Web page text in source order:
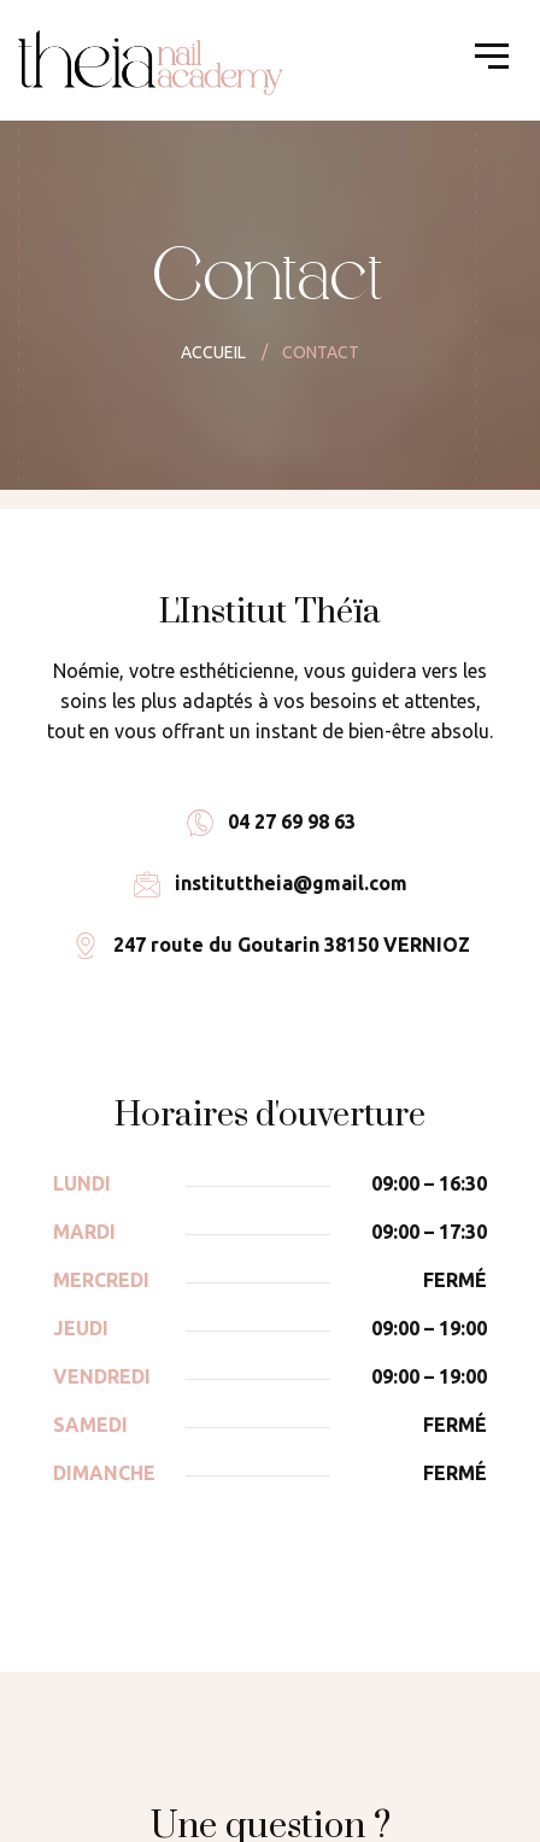
Contact
ACCUEIL CONTACT
L'Institut Théïa
Noémie, votre esthéticienne, vous guidera vers les
soins les plus adaptés à vos besoins et attentes,
tout en vous offrant un instant de bien-être absolu.
04 27 69 98 63
instituttheia@gmail.com
247 route du Goutarin 38150 VERNIOZ
Horaires d'ouverture
LUNDI 09:00 – 16:30
MARDI 09:00 – 17:30
MERCREDI FERMÉ
JEUDI 09:00 – 19:00
VENDREDI 09:00 – 19:00
SAMEDI FERMÉ
DIMANCHE FERMÉ
Une question ?